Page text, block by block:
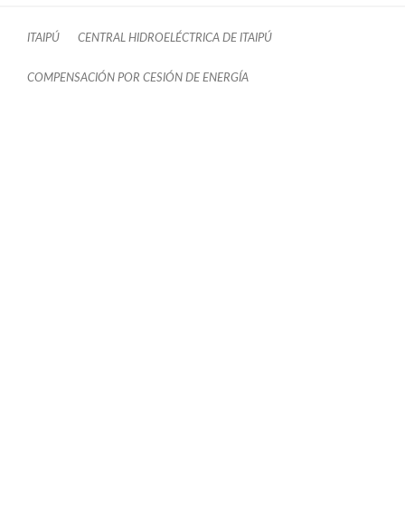
ITAIPÚ CENTRAL HIDROELÉCTRICA DE ITAIPÚ
COMPENSACIÓN POR CESIÓN DE ENERGÍA